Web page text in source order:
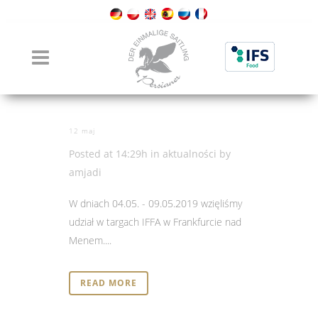
aktualności
12 maj
Posted at 14:29h in aktualności by
amjadi
W dniach 04.05. - 09.05.2019 wzięliśmy
udział w targach IFFA w Frankfurcie nad
Menem....
READ MORE